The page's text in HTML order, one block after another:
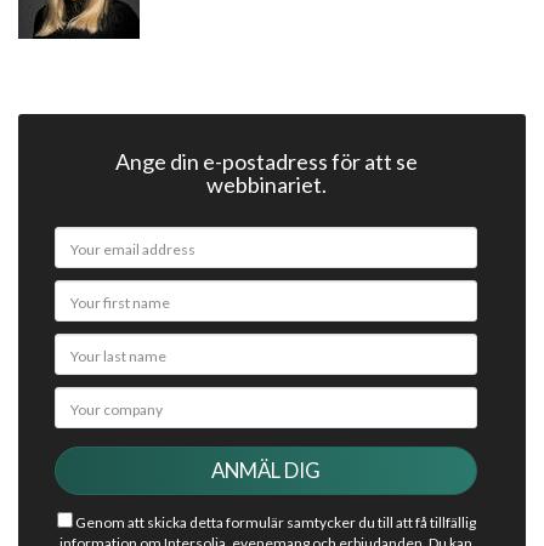
Ange din e-postadress för att se
webbinariet.
Genom att skicka detta formulär samtycker du till att få tillfällig